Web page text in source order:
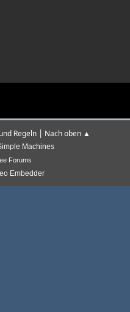
Regeln | Nach oben ▲
Machines
Forums
Embedder